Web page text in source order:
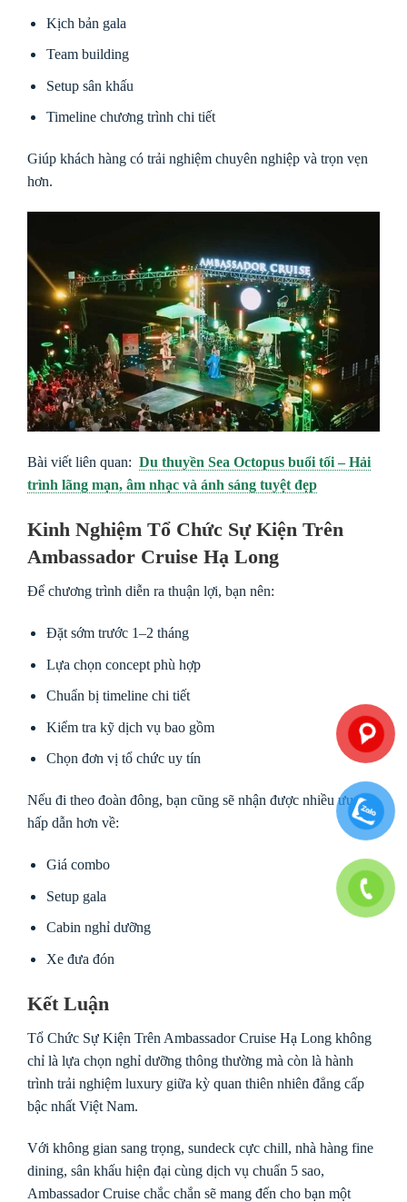
Kịch bản gala
Team building
Setup sân khấu
Timeline chương trình chi tiết
Giúp khách hàng có trải nghiệm chuyên nghiệp và trọn vẹn
hơn.
Bài viết liên quan: Du thuyền Sea Octopus buổi tối – Hải
trình lãng mạn, âm nhạc và ánh sáng tuyệt đẹp
Kinh Nghiệm Tổ Chức Sự Kiện Trên
Ambassador Cruise Hạ Long
Để chương trình diễn ra thuận lợi, bạn nên:
Đặt sớm trước 1–2 tháng
Lựa chọn concept phù hợp
Chuẩn bị timeline chi tiết
Kiểm tra kỹ dịch vụ bao gồm
Chọn đơn vị tổ chức uy tín
Nếu đi theo đoàn đông, bạn cũng sẽ nhận được nhiều ưu đãi
hấp dẫn hơn về:
Giá combo
Setup gala
Cabin nghỉ dưỡng
Xe đưa đón
Kết Luận
Tổ Chức Sự Kiện Trên Ambassador Cruise Hạ Long không
chỉ là lựa chọn nghỉ dưỡng thông thường mà còn là hành
trình trải nghiệm luxury giữa kỳ quan thiên nhiên đẳng cấp
bậc nhất Việt Nam.
Với không gian sang trọng, sundeck cực chill, nhà hàng fine
dining, sân khấu hiện đại cùng dịch vụ chuẩn 5 sao,
Ambassador Cruise chắc chắn sẽ mang đến cho bạn một